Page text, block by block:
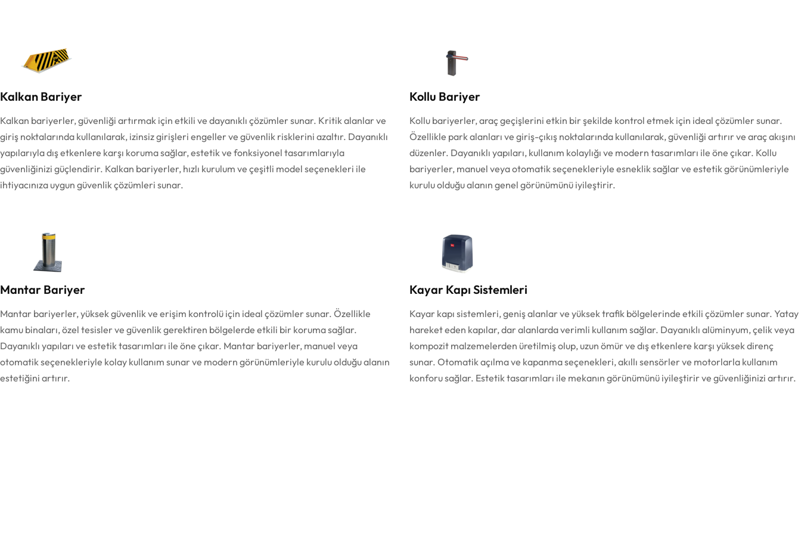
Kalkan Bariyer
Kalkan bariyerler, güvenliği artırmak için etkili ve dayanıklı çözümler sunar. Kritik alanlar ve
giriş noktalarında kullanılarak, izinsiz girişleri engeller ve güvenlik risklerini azaltır. Dayanıklı
yapılarıyla dış etkenlere karşı koruma sağlar, estetik ve fonksiyonel tasarımlarıyla
güvenliğinizi güçlendirir. Kalkan bariyerler, hızlı kurulum ve çeşitli model seçenekleri ile
ihtiyacınıza uygun güvenlik çözümleri sunar.
Kollu Bariyer
Kollu bariyerler, araç geçişlerini etkin bir şekilde kontrol etmek için ideal çözümler sunar.
Özellikle park alanları ve giriş-çıkış noktalarında kullanılarak, güvenliği artırır ve araç akışını
düzenler. Dayanıklı yapıları, kullanım kolaylığı ve modern tasarımları ile öne çıkar. Kollu
bariyerler, manuel veya otomatik seçenekleriyle esneklik sağlar ve estetik görünümleriyle
kurulu olduğu alanın genel görünümünü iyileştirir.
Mantar Bariyer
Mantar bariyerler, yüksek güvenlik ve erişim kontrolü için ideal çözümler sunar. Özellikle
kamu binaları, özel tesisler ve güvenlik gerektiren bölgelerde etkili bir koruma sağlar.
Dayanıklı yapıları ve estetik tasarımları ile öne çıkar. Mantar bariyerler, manuel veya
otomatik seçenekleriyle kolay kullanım sunar ve modern görünümleriyle kurulu olduğu alanın
estetiğini artırır.
Kayar Kapı Sistemleri
Kayar kapı sistemleri, geniş alanlar ve yüksek trafik bölgelerinde etkili çözümler sunar. Yatay
hareket eden kapılar, dar alanlarda verimli kullanım sağlar. Dayanıklı alüminyum, çelik veya
kompozit malzemelerden üretilmiş olup, uzun ömür ve dış etkenlere karşı yüksek direnç
sunar. Otomatik açılma ve kapanma seçenekleri, akıllı sensörler ve motorlarla kullanım
konforu sağlar. Estetik tasarımları ile mekanın görünümünü iyileştirir ve güvenliğinizi artırır.